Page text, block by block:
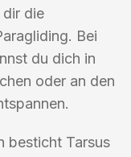
dir die
Bei
du dich in
oder an den
besticht Tarsus